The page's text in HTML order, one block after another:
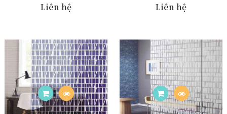
Liên hệ Liên hệ